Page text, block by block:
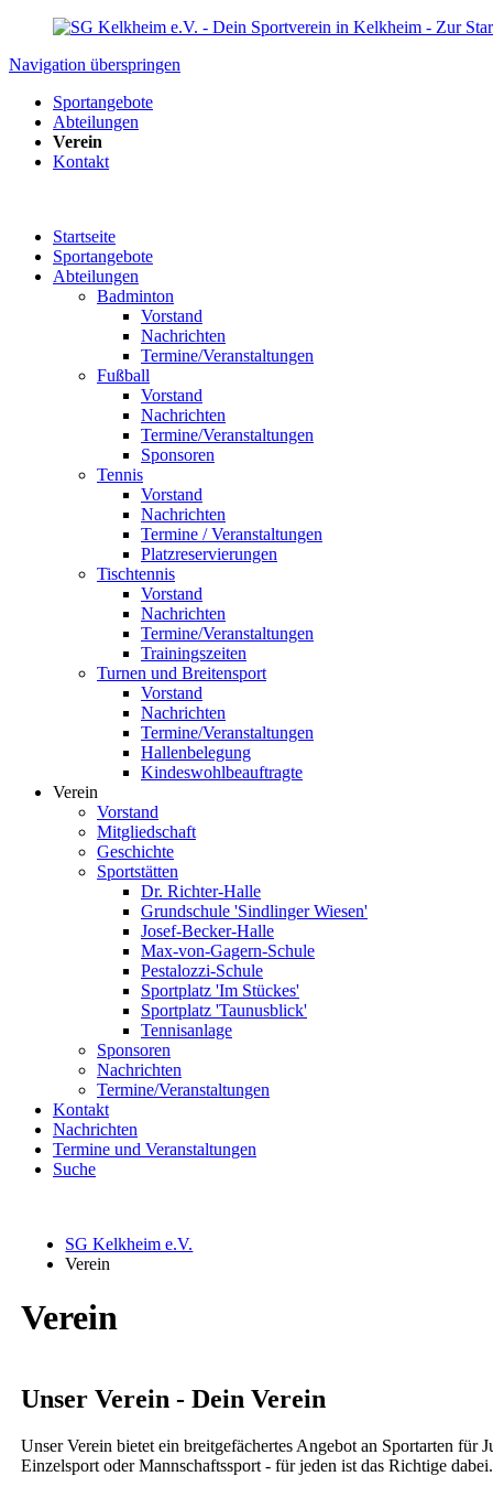
Navigation überspringen
Sportangebote
Abteilungen
Verein
Kontakt
Startseite
Sportangebote
Abteilungen
Badminton
Vorstand
Nachrichten
Termine/Veranstaltungen
Fußball
Vorstand
Nachrichten
Termine/Veranstaltungen
Sponsoren
Tennis
Vorstand
Nachrichten
Termine / Veranstaltungen
Platzreservierungen
Tischtennis
Vorstand
Nachrichten
Termine/Veranstaltungen
Trainingszeiten
Turnen und Breitensport
Vorstand
Nachrichten
Termine/Veranstaltungen
Hallenbelegung
Kindeswohlbeauftragte
Verein
Vorstand
Mitgliedschaft
Geschichte
Sportstätten
Dr. Richter-Halle
Grundschule 'Sindlinger Wiesen'
Josef-Becker-Halle
Max-von-Gagern-Schule
Pestalozzi-Schule
Sportplatz 'Im Stückes'
Sportplatz 'Taunusblick'
Tennisanlage
Sponsoren
Nachrichten
Termine/Veranstaltungen
Kontakt
Nachrichten
Termine und Veranstaltungen
Suche
SG Kelkheim e.V.
Verein
Verein
Unser Verein - Dein Verein
Unser Verein bietet ein breitgefächertes Angebot an Sportarten
Einzelsport oder Mannschaftssport - für jeden ist das Richtige dabei.